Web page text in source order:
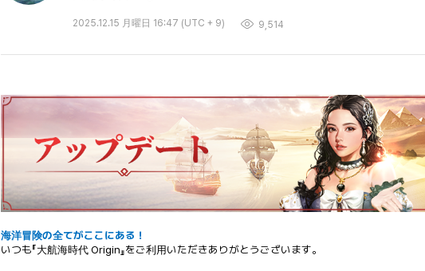
2025.12.15 月曜日 16:47 (UTC + 9) 9,514
海洋冒険の全てがここにある！
いつも『大航海時代 Origin』をご利用いただきありがとうございます。